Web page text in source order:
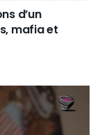
d’un
mafia et